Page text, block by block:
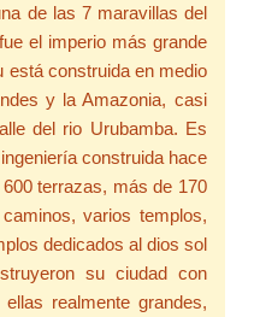
de las 7 maravillas del
el imperio más grande
está construida en medio
y la Amazonia, casi
del rio Urubamba. Es
construida hace
terrazas, más de 170
varios templos,
dedicados al dios sol
su ciudad con
realmente grandes,